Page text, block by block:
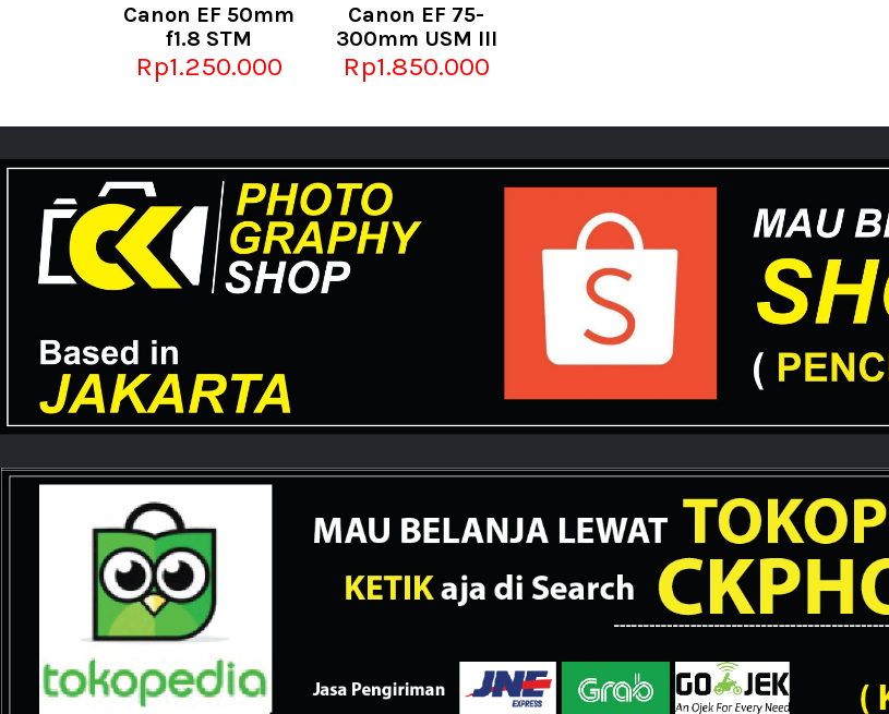
Canon EF 50mm
f1.8 STM
Rp1.250.000
Canon EF 75-
300mm USM III
Rp1.850.000